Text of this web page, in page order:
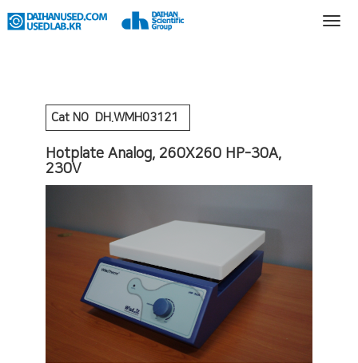
Cat NO DH.WMH03121
Hotplate Analog, 260X260 HP-30A,
230V